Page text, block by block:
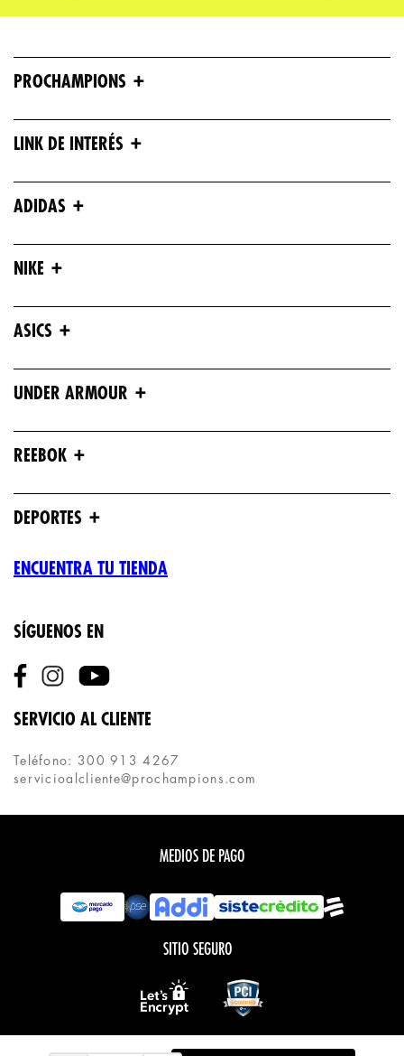
PROCHAMPIONS +
LINK DE INTERÉS +
ADIDAS +
NIKE +
ASICS +
UNDER ARMOUR +
REEBOK +
DEPORTES +
ENCUENTRA TU TIENDA
SÍGUENOS EN
SERVICIO AL CLIENTE
Teléfono: 300 913 4267
servicioalcliente@prochampions.com
MEDIOS DE PAGO
SITIO SEGURO
Todos los derechos reservados.COPYRIGHT © PROCHAMPIONS 2020